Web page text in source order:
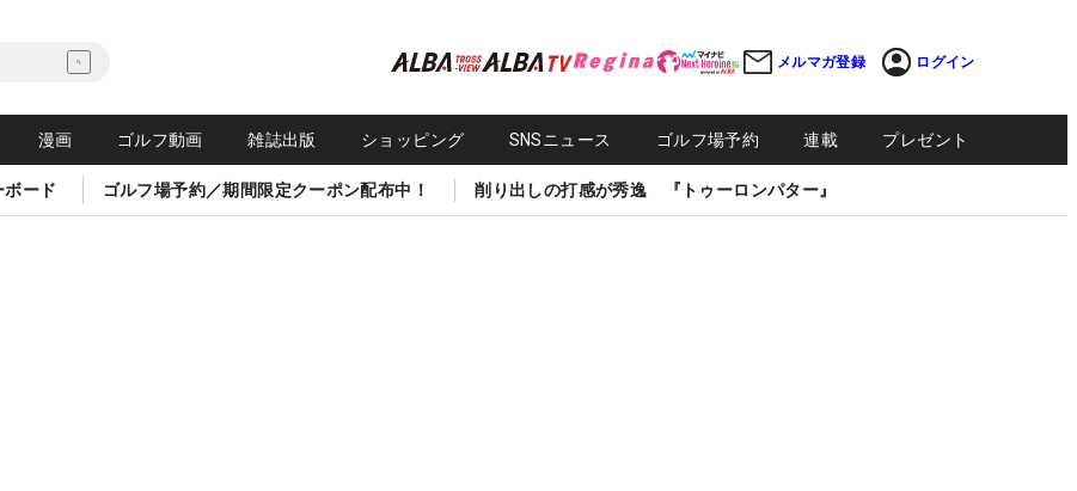
メルマガ登録 ログイン
漫画 ゴルフ動画 雑誌出版 ショッピング SNSニュース ゴルフ場予約 連載 プレゼント
ード ゴルフ場予約／期間限定クーポン配布中！ 削り出しの打感が秀逸 『トゥーロンパター』